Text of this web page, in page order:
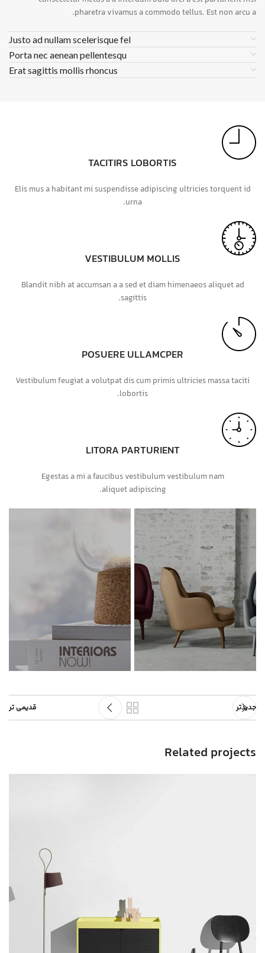
pharetra vivamus a commodo tellus. Est non arcu a.
Justo ad nullam scelerisque fel
Porta nec aenean pellentesqu
Erat sagittis mollis rhoncus
TACITIRS LOBORTIS
Elis mus a habitant mi suspendisse adipiscing ultricies torquent id
urna.
VESTIBULUM MOLLIS
Blandit nibh at accumsan a a sed et diam himenaeos aliquet ad
sagittis.
POSUERE ULLAMCPER
Vestibulum feugiat a volutpat dis cum primis ultricies massa taciti
lobortis.
LITORA PARTURIENT
Egestas a mi a faucibus vestibulum vestibulum nam
aliquet adipiscing.
جدیدتر قدیمی تر
Related projects